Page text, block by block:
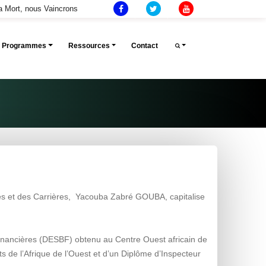
Mort, nous Vaincrons
Programmes Ressources Contact
et des Carrières, Yacouba Zabré GOUBA, capitalise
(DESBF) obtenu au Centre Ouest africain de
l’Afrique de l’Ouest et d’un Diplôme d’Inspecteur